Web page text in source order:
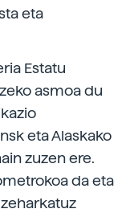
eta
Estatu
asmoa du
eta Alaskako
zuzen ere.
da eta